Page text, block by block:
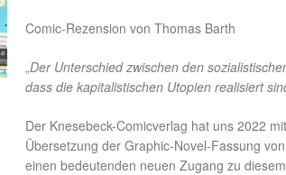
Comic-Rezension von Thomas Barth
„Der Unterschied zwischen den
dass die kapitalistischen Utopien realisiert
Der Knesebeck-Comicverlag hat uns 2022
Übersetzung der Graphic-Novel-Fassung von
einen bedeutenden neuen Zugang zu